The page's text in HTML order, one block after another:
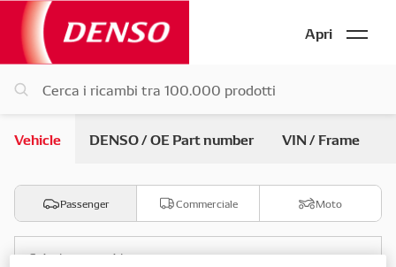
Apri
Vehicle DENSO / OE Part number VIN / Frame
Passenger Commerciale Moto
Seleziona marchio